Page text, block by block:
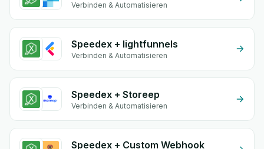
Verbinden & Automatisieren
Speedex + lightfunnels
Verbinden & Automatisieren
Speedex + Storeep
Verbinden & Automatisieren
Speedex + Custom Webhook